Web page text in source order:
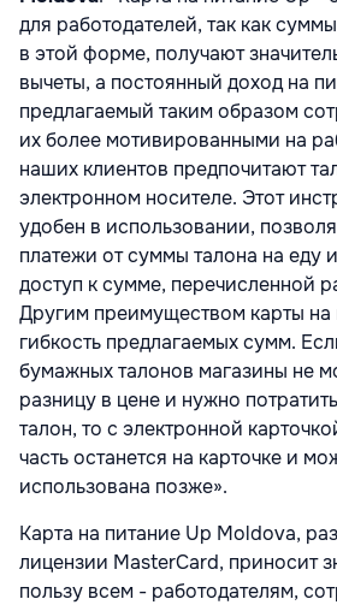
для работодателей, так как
в этой форме, получают
вычеты, а постоянный доход на
предлагаемый таким образом
их более мотивированными на
наших клиентов предпочитают
электронном носителе. Этот
удобен в использовании,
платежи от суммы талона на еду
доступ к сумме, перечисленной
Другим преимуществом карты на
гибкость предлагаемых сумм.
бумажных талонов магазины не
разницу в цене и нужно
талон, то с электронной
часть останется на карточке и
использована позже».
Карта на питание Up Moldova,
лицензии MasterCard, приносит
пользу всем - работодателям,